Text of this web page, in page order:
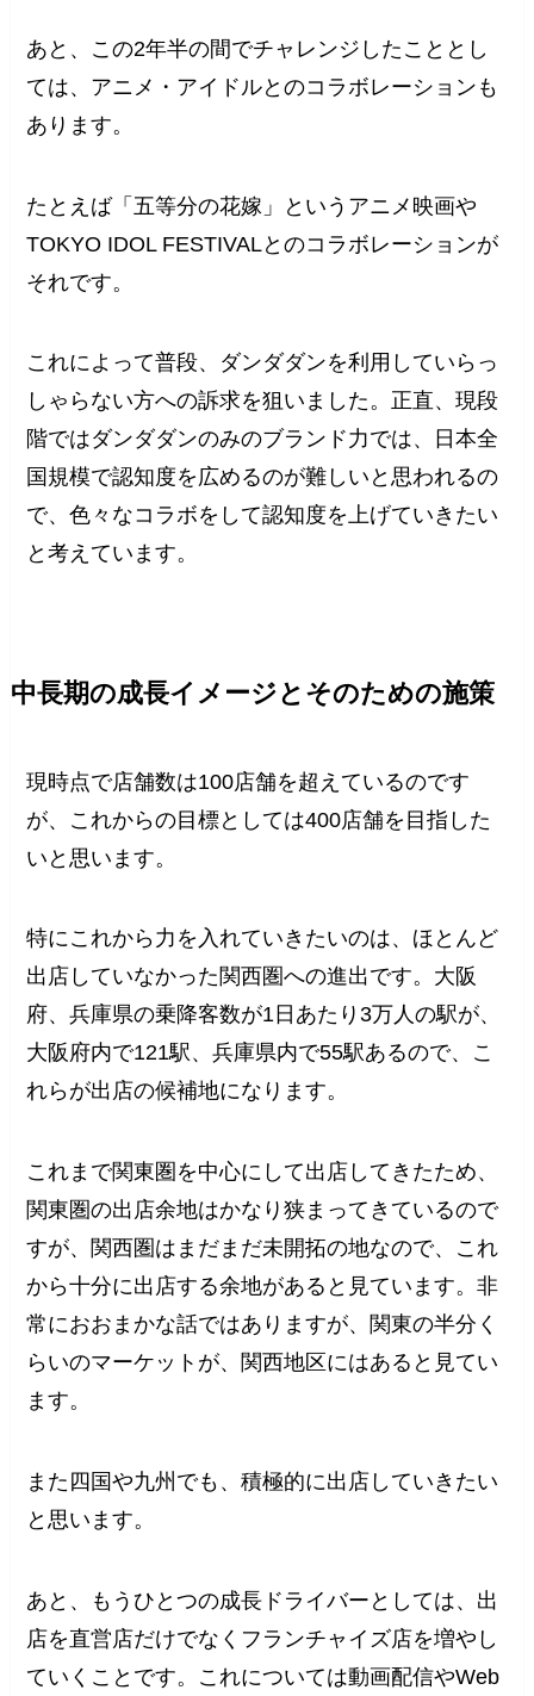
あと、この2年半の間でチャレンジしたこととし
ては、アニメ・アイドルとのコラボレーションも
あります。
たとえば「五等分の花嫁」というアニメ映画や
TOKYO IDOL FESTIVALとのコラボレーションが
それです。
これによって普段、ダンダダンを利用していらっ
しゃらない方への訴求を狙いました。正直、現段
階ではダンダダンのみのブランド力では、日本全
国規模で認知度を広めるのが難しいと思われるの
で、色々なコラボをして認知度を上げていきたい
と考えています。
中長期の成長イメージとそのための施策
現時点で店舗数は100店舗を超えているのです
が、これからの目標としては400店舗を目指した
いと思います。
特にこれから力を入れていきたいのは、ほとんど
出店していなかった関西圏への進出です。大阪
府、兵庫県の乗降客数が1日あたり3万人の駅が、
大阪府内で121駅、兵庫県内で55駅あるので、こ
れらが出店の候補地になります。
これまで関東圏を中心にして出店してきたため、
関東圏の出店余地はかなり狭まってきているので
すが、関西圏はまだまだ未開拓の地なので、これ
から十分に出店する余地があると見ています。非
常におおまかな話ではありますが、関東の半分く
らいのマーケットが、関西地区にはあると見てい
ます。
また四国や九州でも、積極的に出店していきたい
と思います。
あと、もうひとつの成長ドライバーとしては、出
店を直営店だけでなくフランチャイズ店を増やし
ていくことです。これについては動画配信やWeb